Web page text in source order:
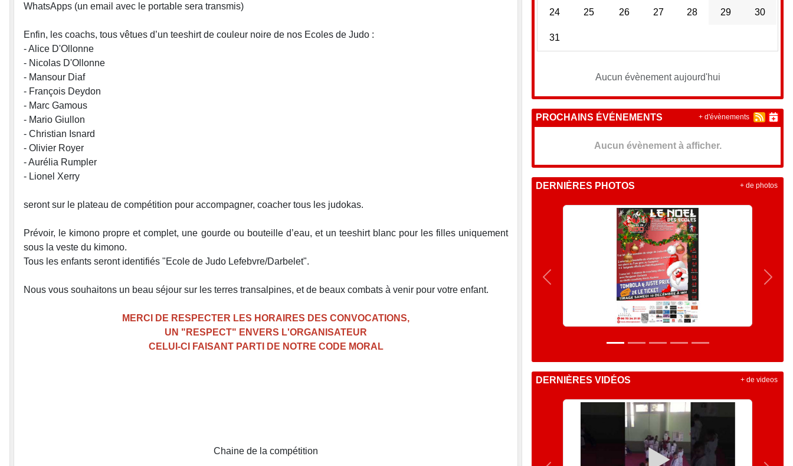
WhatsApps (un email avec le portable sera transmis)
Enfin, les coachs, tous vêtues d’un teeshirt de couleur noire de nos Ecoles de Judo :
- Alice D'Ollonne
- Nicolas D'Ollonne
- Mansour Diaf
- François Deydon
- Marc Gamous
- Mario Giullon
- Christian Isnard
- Olivier Royer
- Aurélia Rumpler
- Lionel Xerry
seront sur le plateau de compétition pour accompagner, coacher tous les judokas.
Prévoir, le kimono propre et complet, une gourde ou bouteille d’eau, et un teeshirt blanc pour les filles uniquement
sous la veste du kimono.
Tous les enfants seront identifiés "Ecole de Judo Lefebvre/Darbelet".
Nous vous souhaitons un beau séjour sur les terres transalpines, et de beaux combats à venir pour votre enfant.
MERCI DE RESPECTER LES HORAIRES DES CONVOCATIONS,
UN "RESPECT" ENVERS L'ORGANISATEUR
CELUI-CI FAISANT PARTI DE NOTRE CODE MORAL
Chaine de la compétition
24 25 26 27 28 29 30
31
Aucun évènement aujourd'hui
PROCHAINS ÉVÉNEMENTS
Aucun évènement à afficher.
+ d'évènements
DERNIÈRES PHOTOS
Précedent
+ de photos
DERNIÈRES VIDÉOS + de videos